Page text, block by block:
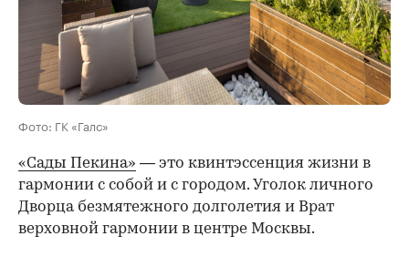
Фото: ГК «Галс»
«Сады Пекина» — это квинтэссенция жизни в
гармонии с собой и с городом. Уголок личного
Дворца безмятежного долголетия и Врат
верховной гармонии в центре Москвы.